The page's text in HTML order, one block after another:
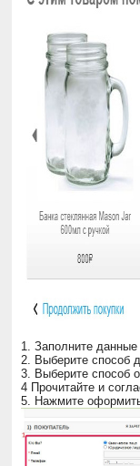
1. Заполните данные
2. Выберите способ
3. Выберите способ
4 Прочитайте и
5. Нажмите